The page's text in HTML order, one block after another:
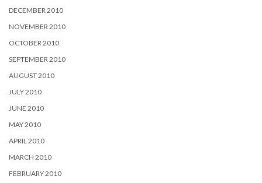
DECEMBER 2010
NOVEMBER 2010
OCTOBER 2010
SEPTEMBER 2010
AUGUST 2010
JULY 2010
JUNE 2010
MAY 2010
APRIL 2010
MARCH 2010
FEBRUARY 2010